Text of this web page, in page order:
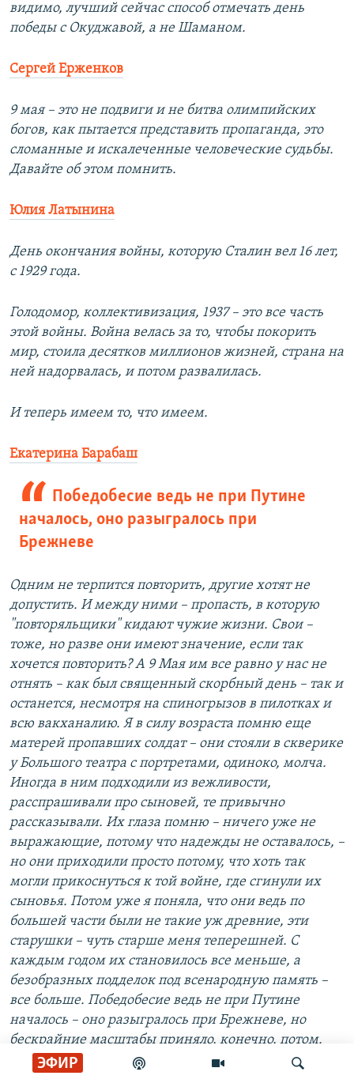
ЭФИР
видимо, лучший сейчас способ отмечать день
победы с Окуджавой, а не Шаманом.
Сергей Ерженков
9 мая – это не подвиги и не битва олимпийских
богов, как пытается представить пропаганда, это
сломанные и искалеченные человеческие судьбы.
Давайте об этом помнить.
Юлия Латынина
День окончания войны, которую Сталин вел 16 лет,
с 1929 года.
Голодомор, коллективизация, 1937 – это все часть
этой войны. Война велась за то, чтобы покорить
мир, стоила десятков миллионов жизней, страна на
ней надорвалась, и потом развалилась.
И теперь имеем то, что имеем.
Екатерина Барабаш
Победобесие ведь не при Путине
началось, оно разыгралось при
Брежневе
Одним не терпится повторить, другие хотят не
допустить. И между ними – пропасть, в которую
"повторяльщики" кидают чужие жизни. Свои –
тоже, но разве они имеют значение, если так
хочется повторить? А 9 Мая им все равно у нас не
отнять – как был священный скорбный день – так и
останется, несмотря на спиногрызов в пилотках и
всю вакханалию. Я в силу возраста помню еще
матерей пропавших солдат – они стояли в скверике
у Большого театра с портретами, одиноко, молча.
Иногда в ним подходили из вежливости,
расспрашивали про сыновей, те привычно
рассказывали. Их глаза помню – ничего уже не
выражающие, потому что надежды не оставалось, –
но они приходили просто потому, что хоть так
могли прикоснуться к той войне, где сгинули их
сыновья. Потом уже я поняла, что они ведь по
большей части были не такие уж древние, эти
старушки – чуть старше меня теперешней. С
каждым годом их становилось все меньше, а
безобразных подделок под всенародную память –
все больше. Победобесие ведь не при Путине
началось – оно разыгралось при Брежневе, но
бескрайние масштабы приняло, конечно, потом.
Нiколи знову. Больше никогда.